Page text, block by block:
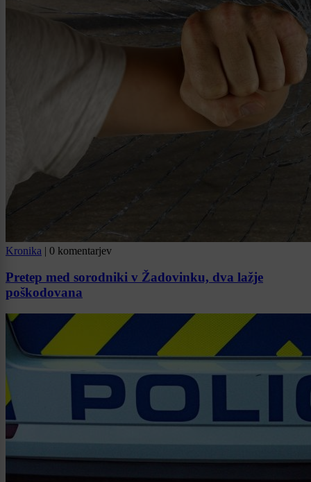
Kronika | 0 komentarjev
Pretep med sorodniki v Žadovinku, dva lažje
poškodovana